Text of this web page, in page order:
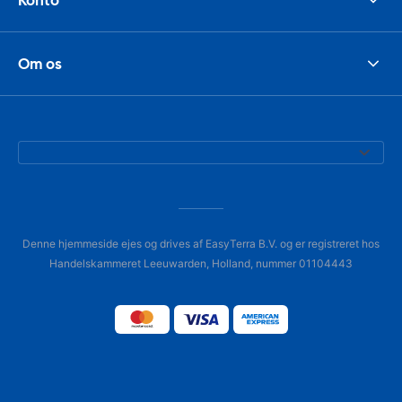
Om os
Denne hjemmeside ejes og drives af EasyTerra B.V. og er registreret hos
Handelskammeret Leeuwarden, Holland, nummer 01104443